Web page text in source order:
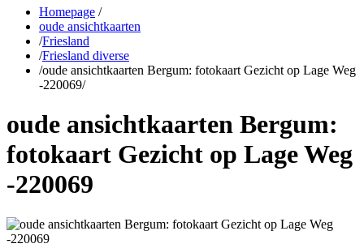
Homepage /
oude ansichtkaarten
/Friesland
/Friesland diverse
/oude ansichtkaarten Bergum: fotokaart Gezicht op Lage Weg
-220069/
oude ansichtkaarten Bergum:
fotokaart Gezicht op Lage Weg
-220069